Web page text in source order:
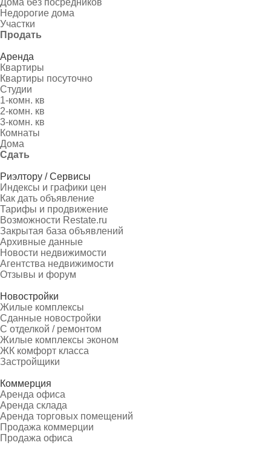
Дома без посредников
Недорогие дома
Участки
Продать
Аренда
Квартиры
Квартиры посуточно
Студии
1-комн. кв
2-комн. кв
3-комн. кв
Комнаты
Дома
Сдать
Риэлтору / Сервисы
Индексы и графики цен
Как дать объявление
Тарифы и продвижение
Возможности Restate.ru
Закрытая база объявлений
Архивные данные
Новости недвижимости
Агентства недвижимости
Отзывы и форум
Новостройки
Жилые комплексы
Сданные новостройки
С отделкой / ремонтом
Жилые комплексы эконом
ЖК комфорт класса
Застройщики
Коммерция
Аренда офиса
Аренда склада
Аренда торговых помещений
Продажа коммерции
Продажа офиса